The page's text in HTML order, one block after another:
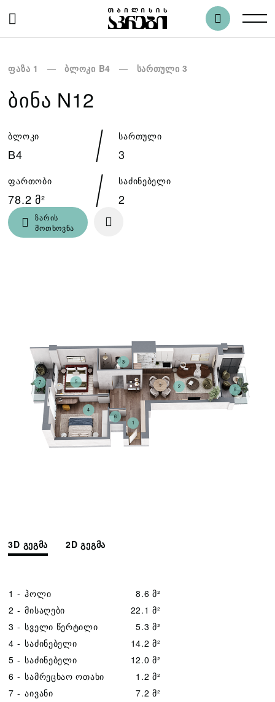
ფაზა 1 ბლოკი B4 სართული 3
ᲑᲘᲜᲐ N12
ბლოკი
B4
სართული
3
ფართობი
78.2 მ²
საძინებელი
2
ზარის
მოთხოვნა
1
2
3
4
5
6
7
8
3D გეგმა 2D გეგმა
1 - ჰოლი
8.6 მ²
2 - მისაღები
22.1 მ²
3 - სველი წერტილი
5.3 მ²
4 - საძინებელი
14.2 მ²
5 - საძინებელი
12.0 მ²
6 - სამრეცხაო ოთახი
1.2 მ²
7 - აივანი
7.2 მ²